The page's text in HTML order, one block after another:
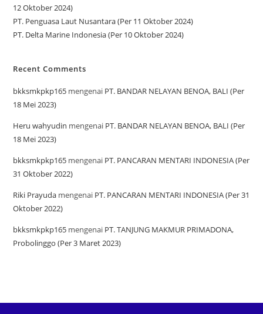
12 Oktober 2024)
PT. Penguasa Laut Nusantara (Per 11 Oktober 2024)
PT. Delta Marine Indonesia (Per 10 Oktober 2024)
Recent Comments
bkksmkpkp165 mengenai PT. BANDAR NELAYAN BENOA, BALI (Per
18 Mei 2023)
Heru wahyudin mengenai PT. BANDAR NELAYAN BENOA, BALI (Per
18 Mei 2023)
bkksmkpkp165 mengenai PT. PANCARAN MENTARI INDONESIA (Per
31 Oktober 2022)
Riki Prayuda mengenai PT. PANCARAN MENTARI INDONESIA (Per 31
Oktober 2022)
bkksmkpkp165 mengenai PT. TANJUNG MAKMUR PRIMADONA,
Probolinggo (Per 3 Maret 2023)